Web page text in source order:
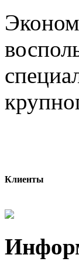
Клиенты